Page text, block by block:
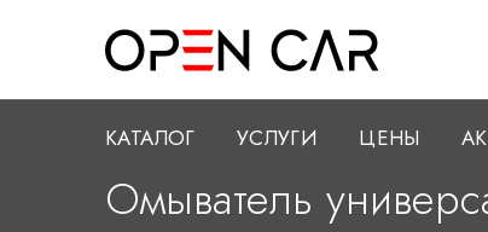
КАТАЛОГ УСЛУГИ ЦЕНЫ
Омыватель